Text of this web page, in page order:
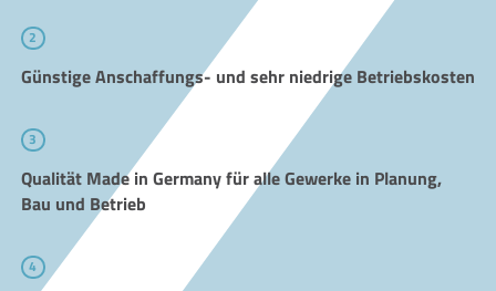
2
Günstige Anschaffungs- und sehr niedrige Betriebskosten
3
Qualität Made in Germany für alle Gewerke in Planung,
Bau und Betrieb
4